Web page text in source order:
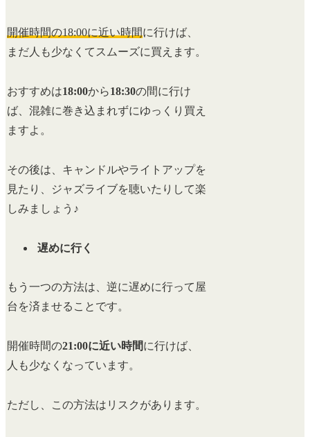
開催時間の18:00に近い時間に行けば、
まだ人も少なくてスムーズに買えます。
おすすめは18:00から18:30の間に行け
ば、混雑に巻き込まれずにゆっくり買え
ますよ。
その後は、キャンドルやライトアップを
見たり、ジャズライブを聴いたりして楽
しみましょう♪
遅めに行く
もう一つの方法は、逆に遅めに行って屋
台を済ませることです。
開催時間の21:00に近い時間に行けば、
人も少なくなっています。
ただし、この方法はリスクがあります。